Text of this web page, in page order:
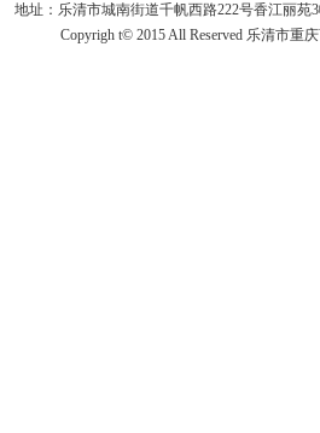
地址：乐清市城南街道千帆西路222号香江丽苑
Copyrigh t© 2015 All Reserved 乐清市重